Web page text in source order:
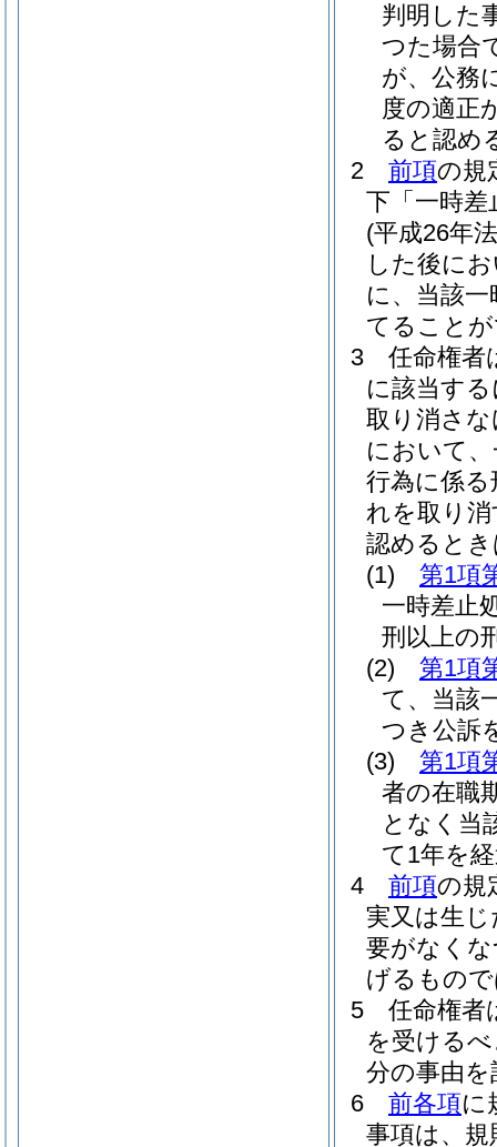
判明した
つた場合
が、公務
度の適正
ると認め
2
前項の規
下「一時差
(平成26年
した後に
に、当該
てること
3
任命権者
に該当す
取り消さ
において
行為に係
れを取り
認めると
(1)
第1項
一時差止
刑以上の
(2)
第1項
て、当該
つき公訴
(3)
第1項
者の在職
となく当
て1年を
4
前項の規
実又は生
要がなく
げるもの
5
任命権者
を受ける
分の事由
6
前各項に
事項は、